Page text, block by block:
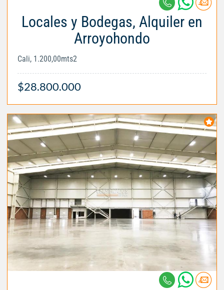
Locales y Bodegas, Alquiler en
Arroyohondo
Cali, 1.200,00mts2
$28.800.000